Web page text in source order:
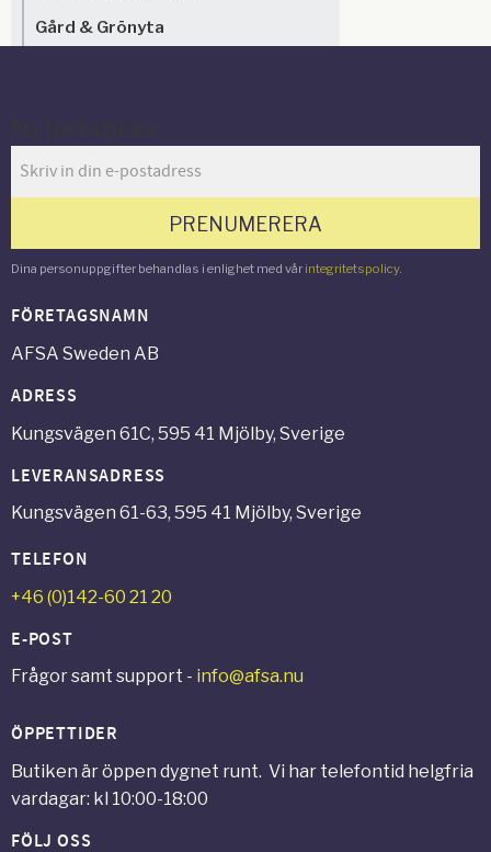
Gård & Grönyta
PRENUMERERA
Dina personuppgifter behandlas i enlighet med vår integritetspolicy.
FÖRETAGSNAMN
AFSA Sweden AB
ADRESS
Kungsvägen 61C, 595 41 Mjölby, Sverige
LEVERANSADRESS
Kungsvägen 61-63, 595 41 Mjölby, Sverige
TELEFON
+46 (0)142-60 21 20
E-POST
Frågor samt support - info@afsa.nu
ÖPPETTIDER
Butiken är öppen dygnet runt. Vi har telefontid helgfria
vardagar: kl 10:00-18:00
FÖLJ OSS